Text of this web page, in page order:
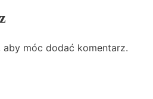
aby móc dodać komentarz.